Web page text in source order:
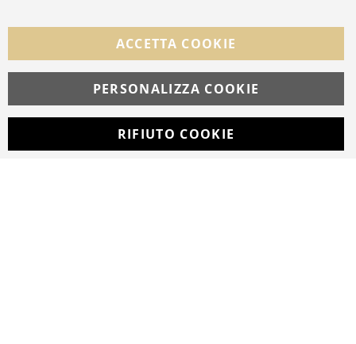
Facebook Instagram Whatsapp
© Copyright MAV Arreda s.r.l. | P.IVA IT05919160969
Via Galileo Galilei, 14 | Milano
ACCETTA COOKIE
PERSONALIZZA COOKIE
RIFIUTO COOKIE